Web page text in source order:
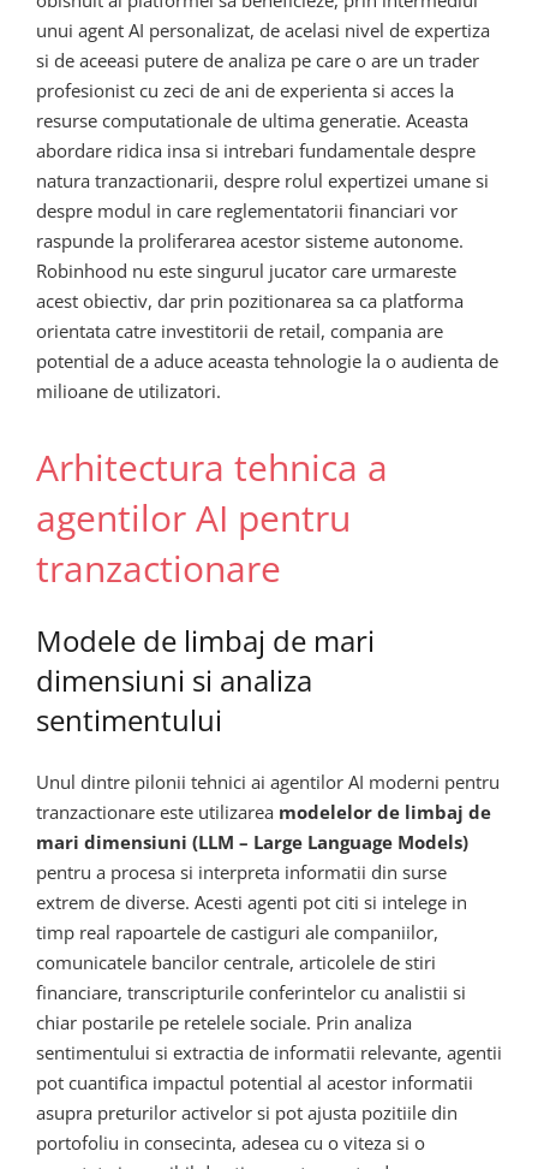
unui agent AI personalizat, de acelasi nivel de expertiza
si de aceeasi putere de analiza pe care o are un trader
profesionist cu zeci de ani de experienta si acces la
resurse computationale de ultima generatie. Aceasta
abordare ridica insa si intrebari fundamentale despre
natura tranzactionarii, despre rolul expertizei umane si
despre modul in care reglementatorii financiari vor
raspunde la proliferarea acestor sisteme autonome.
Robinhood nu este singurul jucator care urmareste
acest obiectiv, dar prin pozitionarea sa ca platforma
orientata catre investitorii de retail, compania are
potential de a aduce aceasta tehnologie la o audienta de
milioane de utilizatori.
Arhitectura tehnica a
agentilor AI pentru
tranzactionare
Modele de limbaj de mari
dimensiuni si analiza
sentimentului
Unul dintre pilonii tehnici ai agentilor AI moderni pentru
tranzactionare este utilizarea modelelor de limbaj de
mari dimensiuni (LLM – Large Language Models)
pentru a procesa si interpreta informatii din surse
extrem de diverse. Acesti agenti pot citi si intelege in
timp real rapoartele de castiguri ale companiilor,
comunicatele bancilor centrale, articolele de stiri
financiare, transcripturile conferintelor cu analistii si
chiar postarile pe retelele sociale. Prin analiza
sentimentului si extractia de informatii relevante, agentii
pot cuantifica impactul potential al acestor informatii
asupra preturilor activelor si pot ajusta pozitiile din
portofoliu in consecinta, adesea cu o viteza si o